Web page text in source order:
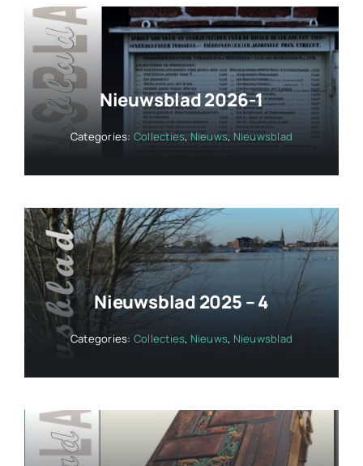
Nieuwsblad 2026-1
Categories: Collecties, Nieuws, Nieuwsblad
Nieuwsblad 2025 – 4
Categories: Collecties, Nieuws, Nieuwsblad